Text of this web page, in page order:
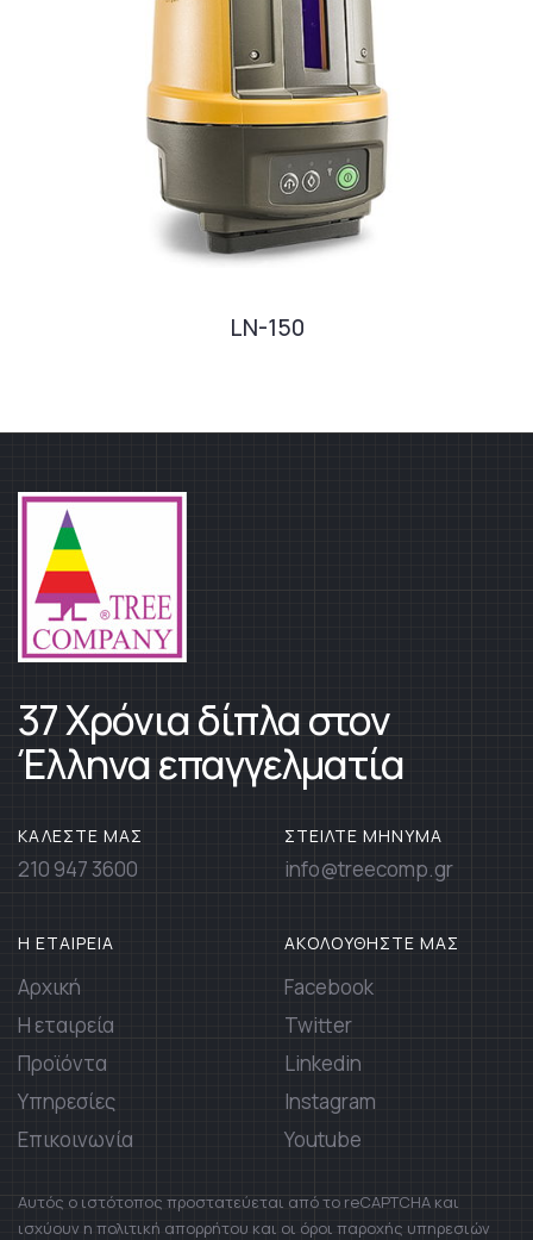
LN-150
37 Χρόνια δίπλα στον
Έλληνα επαγγελματία
ΚΑΛΕΣΤΕ ΜΑΣ
210 947 3600
ΣΤΕΙΛΤΕ ΜΗΝΥΜΑ
info@treecomp.gr
Η ΕΤΑΙΡΕΙΑ
Αρχική
Η εταιρεία
Προϊόντα
Υπηρεσίες
Επικοινωνία
ΑΚΟΛΟΥΘΗΣΤΕ ΜΑΣ
Facebook
Twitter
Linkedin
Instagram
Youtube
Αυτός ο ιστότοπος προστατεύεται από το reCAPTCHA και
ισχύουν η πολιτική απορρήτου και οι όροι παροχής υπηρεσιών